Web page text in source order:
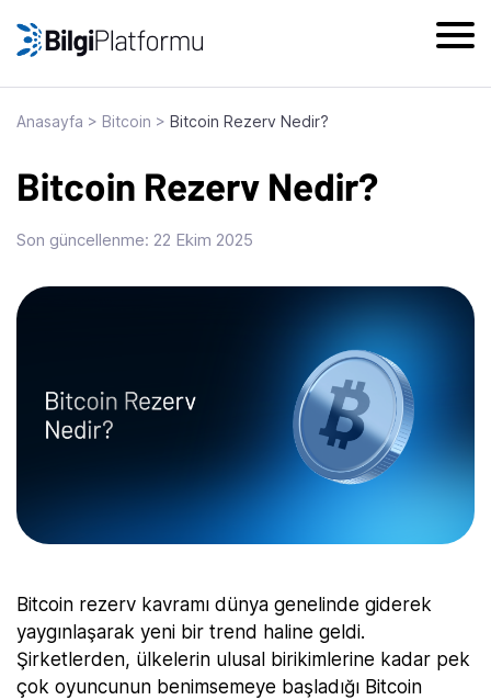
Anasayfa > Bitcoin > Bitcoin Rezerv Nedir?
Bitcoin Rezerv Nedir?
Son güncellenme: 22 Ekim 2025
Bitcoin rezerv kavramı dünya genelinde giderek
yaygınlaşarak yeni bir trend haline geldi.
Şirketlerden, ülkelerin ulusal birikimlerine kadar pek
çok oyuncunun benimsemeye başladığı Bitcoin